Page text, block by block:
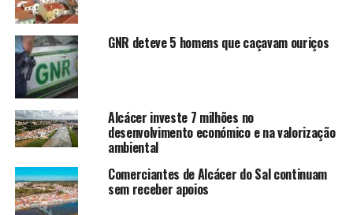
GNR deteve 5 homens que caçavam ouriços
Alcácer investe 7 milhões no
desenvolvimento económico e na valorização
ambiental
Comerciantes de Alcácer do Sal continuam
sem receber apoios